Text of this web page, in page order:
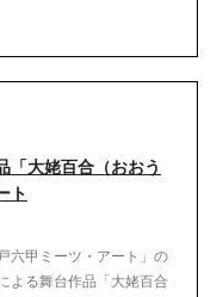
「大姥百合（おおう
ト
六甲ミーツ・アート」の
よる舞台作品「大姥百合